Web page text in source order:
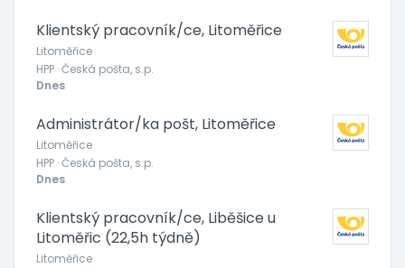
Klientský pracovník/ce, Litoměřice
Litoměřice
HPP · Česká pošta, s.p.
Dnes
Administrátor/ka pošt, Litoměřice
Litoměřice
HPP · Česká pošta, s.p.
Dnes
Klientský pracovník/ce, Liběšice u
Litoměřic (22,5h týdně)
Litoměřice